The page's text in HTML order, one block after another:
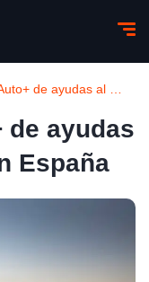
de ayudas
España